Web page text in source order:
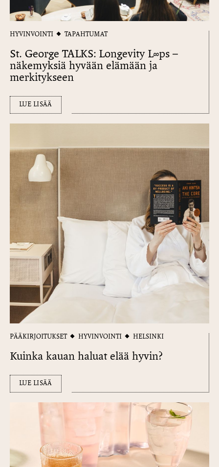
HYVINVOINTI TAPAHTUMAT
St. George TALKS: Longevity L∞​ps –
näkemyksiä hyvään elämään ja
merkitykseen
LUE LISÄÄ
PÄÄKIRJOITUKSET HYVINVOINTI HELSINKI
Kuinka kauan haluat elää hyvin?
LUE LISÄÄ